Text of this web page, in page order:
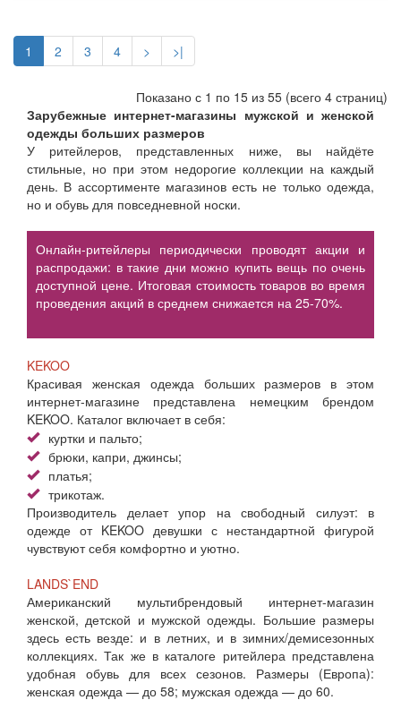
1 2 3 4 > >|
Показано с 1 по 15 из 55 (всего 4 страниц)
Зарубежные интернет-магазины мужской и женской
одежды больших размеров
У ритейлеров, представленных ниже, вы найдёте
стильные, но при этом недорогие коллекции на каждый
день. В ассортименте магазинов есть не только одежда,
но и обувь для повседневной носки.
Онлайн-ритейлеры периодически проводят акции и
распродажи: в такие дни можно купить вещь по очень
доступной цене. Итоговая стоимость товаров во время
проведения акций в среднем снижается на 25-70%.
KEKOO
Красивая женская одежда больших размеров в этом
интернет-магазине представлена немецким брендом
KEKOO. Каталог включает в себя:
куртки и пальто;
брюки, капри, джинсы;
платья;
трикотаж.
Производитель делает упор на свободный силуэт: в
одежде от KEKOO девушки с нестандартной фигурой
чувствуют себя комфортно и уютно.
LANDS`END
Американский мультибрендовый интернет-магазин
женской, детской и мужской одежды. Большие размеры
здесь есть везде: и в летних, и в зимних/демисезонных
коллекциях. Так же в каталоге ритейлера представлена
удобная обувь для всех сезонов. Размеры (Европа):
женская одежда — до 58; мужская одежда — до 60.